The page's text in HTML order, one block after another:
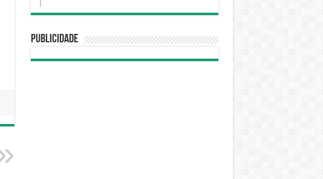
Publicidade